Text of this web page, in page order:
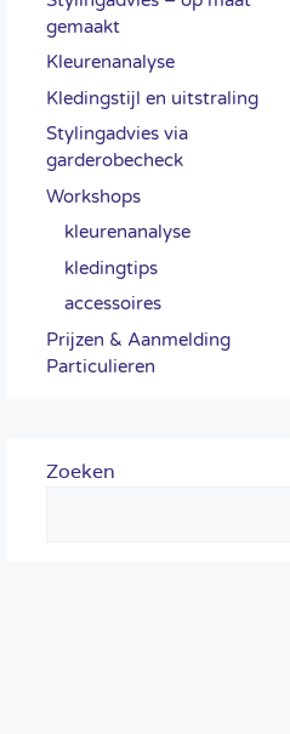
gemaakt
Kleurenanalyse
Kledingstijl en uitstraling
Stylingadvies via
garderobecheck
Workshops
kleurenanalyse
kledingtips
accessoires
Prijzen & Aanmelding
Particulieren
Zoeken